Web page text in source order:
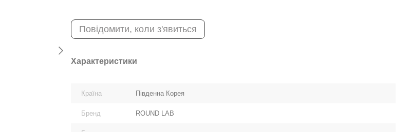
Повідомити, коли з'явиться
Характеристики
Країна Південна Корея
Бренд ROUND LAB